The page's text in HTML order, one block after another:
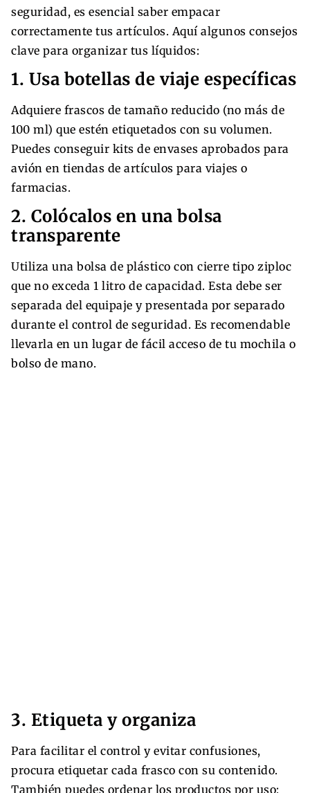
seguridad, es esencial saber empacar
correctamente tus artículos. Aquí algunos consejos
clave para organizar tus líquidos:
1. Usa botellas de viaje específicas
Adquiere frascos de tamaño reducido (no más de
100 ml) que estén etiquetados con su volumen.
Puedes conseguir kits de envases aprobados para
avión en tiendas de artículos para viajes o
farmacias.
2. Colócalos en una bolsa
transparente
Utiliza una bolsa de plástico con cierre tipo ziploc
que no exceda 1 litro de capacidad. Esta debe ser
separada del equipaje y presentada por separado
durante el control de seguridad. Es recomendable
llevarla en un lugar de fácil acceso de tu mochila o
bolso de mano.
3. Etiqueta y organiza
Para facilitar el control y evitar confusiones,
procura etiquetar cada frasco con su contenido.
También puedes ordenar los productos por uso: